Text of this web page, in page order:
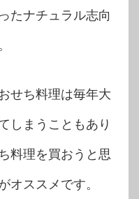
たナチュラル志向
せち料理は毎年大
しまうこともあり
料理を買おうと思
オススメです。